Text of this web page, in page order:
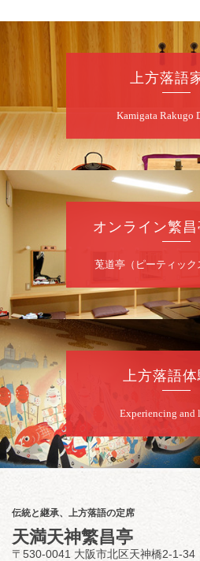
第98回 桂慶枝の
スペシャル～
僧」／桂三実「ワン
開演：午前10時（9
定 2F全席自由
前売2,000円 当日
当日共1,000円
お問合せ：落語フ
8月 9 日（日
昼席：番組案内
桂二豆／露の瑞／桂
（似顔絵）／桂三
笑利／笑福亭仁福／
若
8月9日（日
らららのらくご
桂雀太「まんじゅう
菜」／桂三実「ミュ
ン」／桂九ノ一「胴
に「なんのこっちゃ
開演：午後6時（5時
前売3,000円 当日
上方落語
Kamigata Rakugo
オンライン繁昌
莵道亭（ピーティック
上方落語
Experiencing and
伝統と継承、上方落語の定席
天満天神繁昌亭
〒530-0041 大阪市北区天神橋2-1-34